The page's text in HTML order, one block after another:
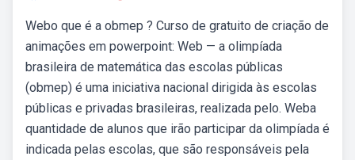
Webo que é a obmep ? Curso de gratuito de criação de
animações em powerpoint: Web — a olimpíada
brasileira de matemática das escolas públicas
(obmep) é uma iniciativa nacional dirigida às escolas
públicas e privadas brasileiras, realizada pelo. Weba
quantidade de alunos que irão participar da olimpíada é
indicada pelas escolas, que são responsáveis pela